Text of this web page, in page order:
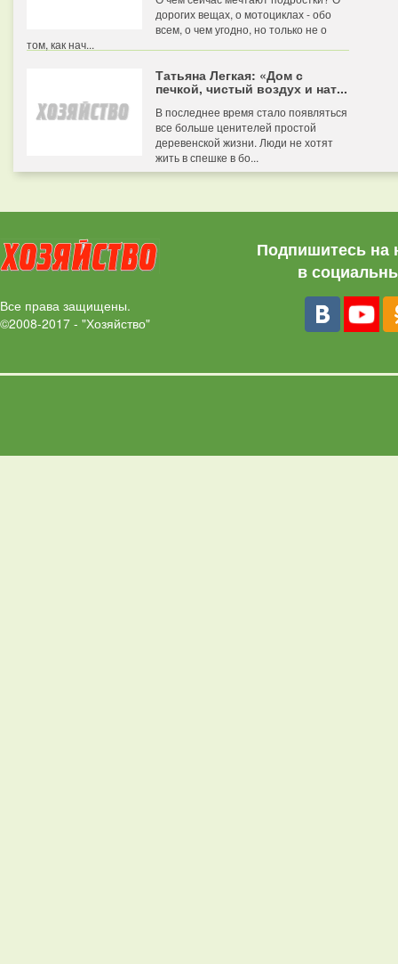
дорогих вещах, о мотоциклах - обо
всем, о чем угодно, но только не о
том, как нач...
Татьяна Легкая: «Дом с
печкой, чистый воздух и нат...
В последнее время стало появляться
все больше ценителей простой
деревенской жизни. Люди не хотят
жить в спешке в бо...
Все права защищены.
©2008-2017 - "Хозяйство"
Подпишитесь на
в